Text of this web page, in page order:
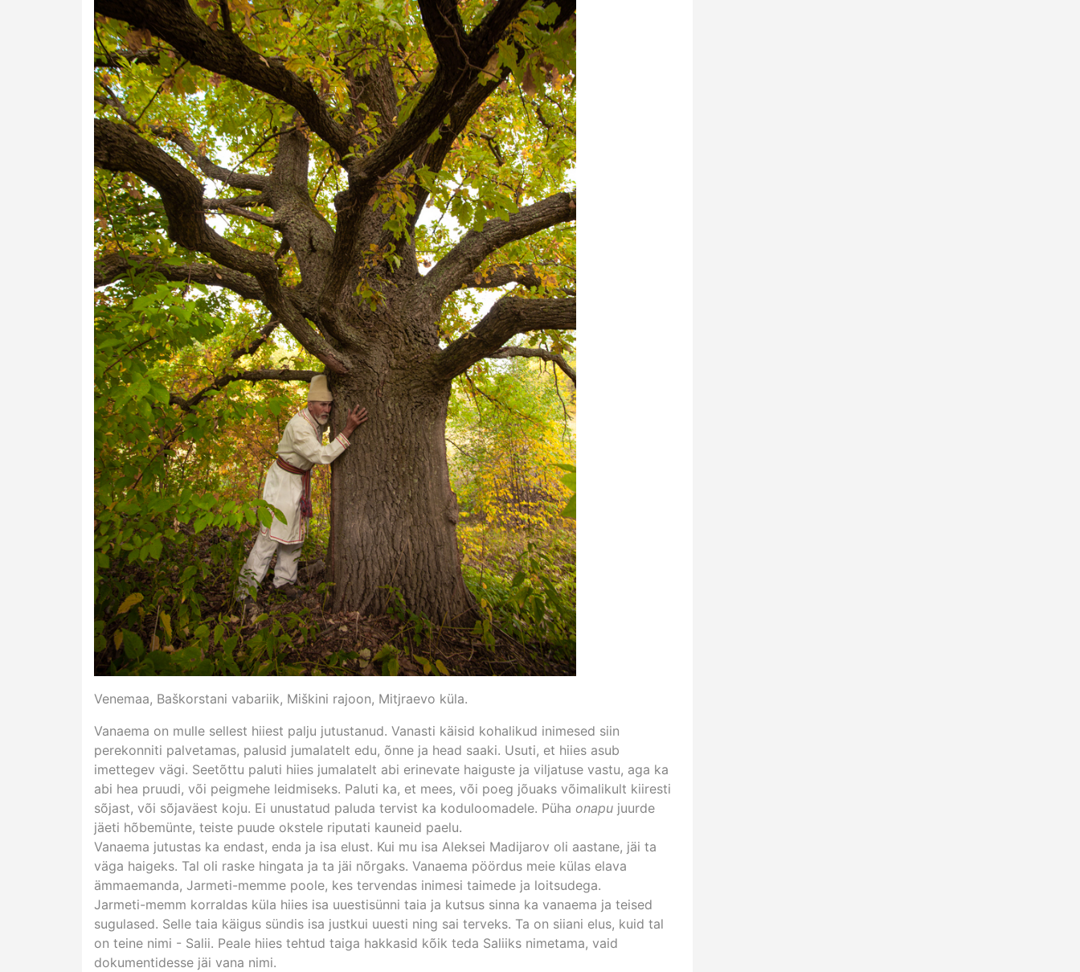
Venemaa, Baškorstani vabariik, Miškini rajoon, Mitjraevo küla.
Vanaema on mulle sellest hiiest palju jutustanud. Vanasti käisid kohalikud inimesed siin
perekonniti palvetamas, palusid jumalatelt edu, õnne ja head saaki. Usuti, et hiies asub
imettegev vägi. Seetõttu paluti hiies jumalatelt abi erinevate haiguste ja viljatuse vastu, aga ka
abi hea pruudi, või peigmehe leidmiseks. Paluti ka, et mees, või poeg jõuaks võimalikult kiiresti
sõjast, või sõjaväest koju. Ei unustatud paluda tervist ka koduloomadele. Püha onapu juurde
jäeti hõbemünte, teiste puude okstele riputati kauneid paelu.
Vanaema jutustas ka endast, enda ja isa elust. Kui mu isa Aleksei Madijarov oli aastane, jäi ta
väga haigeks. Tal oli raske hingata ja ta jäi nõrgaks. Vanaema pöördus meie külas elava
ämmaemanda, Jarmeti-memme poole, kes tervendas inimesi taimede ja loitsudega.
Jarmeti-memm korraldas küla hiies isa uuestisünni taia ja kutsus sinna ka vanaema ja teised
sugulased. Selle taia käigus sündis isa justkui uuesti ning sai terveks. Ta on siiani elus, kuid tal
on teine nimi - Salii. Peale hiies tehtud taiga hakkasid kõik teda Saliiks nimetama, vaid
dokumentidesse jäi vana nimi.